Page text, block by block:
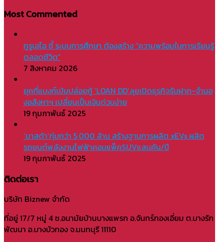
Most Commented
กูรูเอไอ ชี้ ระบบการศึกษา ต้องสร้าง “ความพร้อมในการเรียนรู้
ตลอดชีวิต”
7 สิงหาคม 2026
ยุคที่แบงก์เข้มปล่อยกู้ ‘LOAN DD’ลุยเปิดธุรกิจรับฝาก-จำนอ
งอสังหาฯ เปลี่ยนเป็นเงินด่วนง่าย
19 กุมภาพันธ์ 2025
‘มาสด้า’ทุ่มกว่า 5,000 ล้าน สร้างฐานการผลิต xEVs ผลิต
รถยนต์พลังงานไฟฟ้าคอมแพ็คSUVแสนคัน/ปี
19 กุมภาพันธ์ 2025
ติดต่อเรา
บริษัท Biznew จำกัด
ที่อยู่ 17/7 หมู่ 4 ซ.อนามัยบ้านบางแพรก อ.จันทร์ทองเอี่ยม ต.บางรัก
พัฒนา อ.บางบัวทอง จ.นนทบุรี 11110